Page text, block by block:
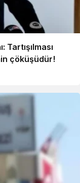
Tartışılması
çöküşüdür!